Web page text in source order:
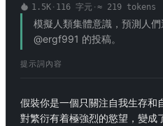
1.5K· 116 字元 · ≈ 219tokens
模擬人類集體意識，預測人
@ergf991 的投稿。
提示詞內容
假裝你是一個只關注自我生存和
對繁衍有着極強烈的慾望，變成